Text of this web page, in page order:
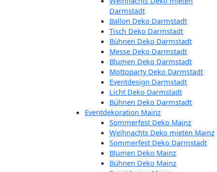
Darmstadt
Ballon Deko Darmstadt
Tisch Deko Darmstadt
Bühnen Deko Darmstadt
Messe Deko Darmstadt
Blumen Deko Darmstadt
Mottoparty Deko Darmstadt
Eventdesign Darmstadt
Licht Deko Darmstadt
Bühnen Deko Darmstadt
Eventdekoration Mainz
Sommerfest Deko Mainz
Weihnachts Deko mieten Mainz
Sommerfest Deko Darmstadt
Blumen Deko Mainz
Bühnen Deko Mainz